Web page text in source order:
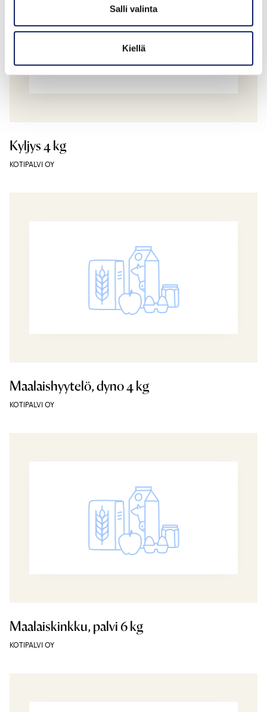
Salli valinta
Kiellä
Kyljys 4 kg
KOTIPALVI OY
Maalaishyytelö, dyno 4 kg
KOTIPALVI OY
Maalaiskinkku, palvi 6 kg
KOTIPALVI OY